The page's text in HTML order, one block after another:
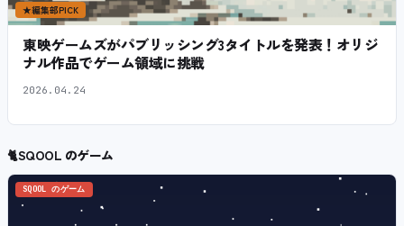
★編集部PICK
東映ゲームズがパブリッシング3タイトルを発表！オリジ
ナル作品でゲーム領域に挑戦
2026.04.24
🐈SQOOL のゲーム
SQOOL のゲーム